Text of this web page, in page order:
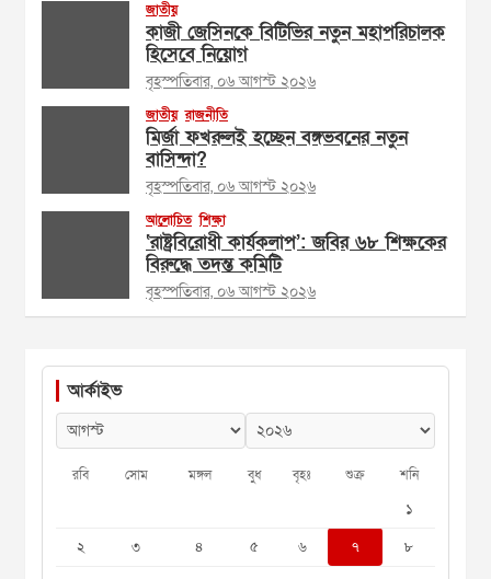
জাতীয়
কাজী জেসিনকে বিটিভির নতুন মহাপরিচালক
হিসেবে নিয়োগ
বৃহস্পতিবার, ০৬ আগস্ট ২০২৬
জাতীয় রাজনীতি
মির্জা ফখরুলই হচ্ছেন বঙ্গভবনের নতুন
বাসিন্দা?
বৃহস্পতিবার, ০৬ আগস্ট ২০২৬
আলোচিত শিক্ষা
‘রাষ্ট্রবিরোধী কার্যকলাপ’: জবির ৬৮ শিক্ষকের
বিরুদ্ধে তদন্ত কমিটি
বৃহস্পতিবার, ০৬ আগস্ট ২০২৬
আর্কাইভ
রবি সোম মঙ্গল বুধ বৃহঃ শুক্র শনি
১
২
৩ ৪ ৫ ৬ ৭
৮